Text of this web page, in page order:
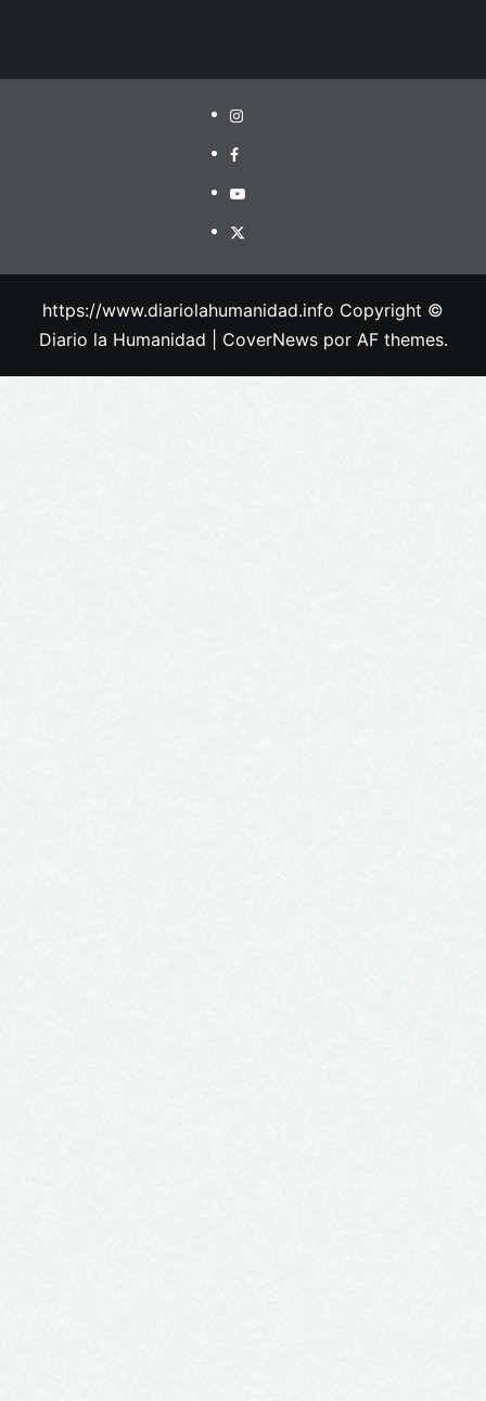
https://www.diariolahumanidad.info Copyright ©
Diario la Humanidad
CoverNewspor AF themes.